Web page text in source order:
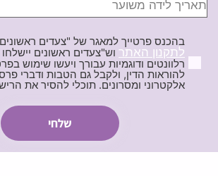
בהכנס פרטייך למאגר של "צעדים
לתקנון האתר וש"צעדים ראשונים
רלוונטים ודוגמיות עבורך ויעשו שימוש
להוראות הדין, ולקבל גם הטבות ודברי
אלקטרוני ומסרונים. תוכלי להסיר את הרישום בכל עת